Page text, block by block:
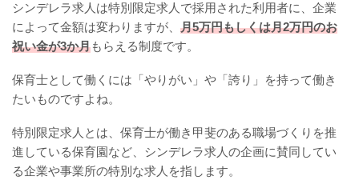
シンデレラ求人は特別限定求人で採用された利用者に、企業
によって金額は変わりますが、 月5万円もしくは月2万円のお
祝い金が3か月もらえる制度です。
保育士として働くには「やりがい」や「誇り」を持って働き
たいものですよね。
特別限定求人とは、保育士が働き甲斐のある職場づくりを推
進している保育園など、シンデレラ求人の企画に賛同してい
る企業や事業所の特別な求人を指します。